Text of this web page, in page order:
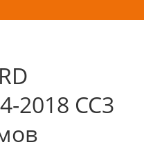
2018 CC3